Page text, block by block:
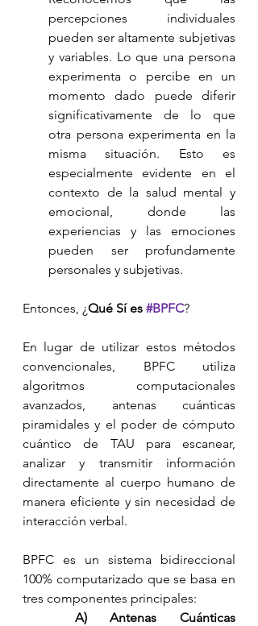
percepciones individuales
pueden ser altamente subjetivas
y variables. Lo que una persona
experimenta o percibe en un
momento dado puede diferir
significativamente de lo que
otra persona experimenta en la
misma situación. Esto es
especialmente evidente en el
contexto de la salud mental y
emocional, donde las
experiencias y las emociones
pueden ser profundamente
personales y subjetivas.
Entonces, ¿Qué Sí es #BPFC?
En lugar de utilizar estos métodos
convencionales, BPFC utiliza
algoritmos computacionales
avanzados, antenas cuánticas
piramidales y el poder de cómputo
cuántico de TAU para escanear,
analizar y transmitir información
directamente al cuerpo humano de
manera eficiente y sin necesidad de
interacción verbal.
BPFC es un sistema bidireccional
100% computarizado que se basa en
tres componentes principales:
A) Antenas Cuánticas